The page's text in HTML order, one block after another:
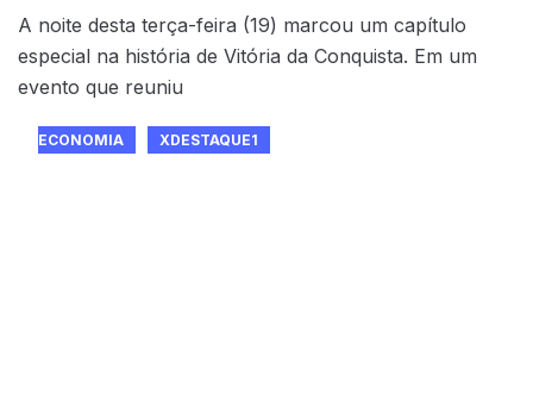
A noite desta terça-feira (19) marcou um capítulo
especial na história de Vitória da Conquista. Em um
evento que reuniu
ECONOMIA XDESTAQUE1